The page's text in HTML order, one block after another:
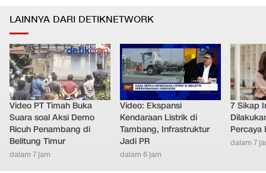
LAINNYA DARI DETIKNETWORK
Video PT Timah Buka
Suara soal Aksi Demo
Ricuh Penambang di
Belitung Timur
dalam 7 jam
Video: Ekspansi
Kendaraan Listrik di
Tambang, Infrastruktur
Jadi PR
dalam 6 jam
7 Sikap
Percaya
dalam 7